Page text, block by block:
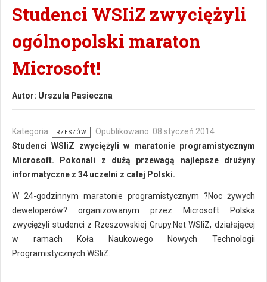
Studenci WSIiZ zwyciężyli
ogólnopolski maraton
Microsoft!
Autor: Urszula Pasieczna
Kategoria: RZESZÓW
Opublikowano: 08 styczeń 2014
Studenci WSIiZ zwyciężyli w maratonie programistycznym
Microsoft. Pokonali z dużą przewagą najlepsze drużyny
informatyczne z 34 uczelni z całej Polski.
W 24-godzinnym maratonie programistycznym ?Noc żywych
deweloperów? organizowanym przez Microsoft Polska
zwyciężyli studenci z Rzeszowskiej Grupy.Net WSIiZ, działającej
w ramach Koła Naukowego Nowych Technologii
Programistycznych WSIiZ.